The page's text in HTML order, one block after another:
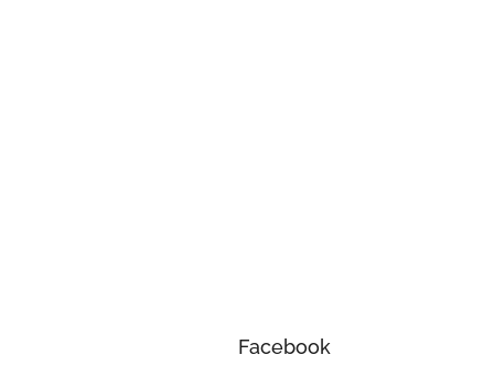
Facebook